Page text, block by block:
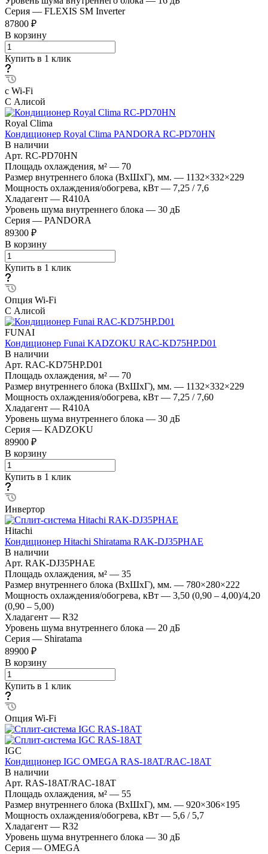
Серия — FLEXIS SM Inverter
87800 ₽
В корзину
Купить в 1 клик
с Wi-Fi
С Алисой
Royal Clima
Кондиционер Royal Clima PANDORA RC-PD70HN
В наличии
Арт. RC-PD70HN
Площадь охлаждения, м² — 70
Размер внутреннего блока (ВхШхГ), мм. — 1132×332×229
Мощность охлаждения/обогрева, кВт — 7,25 / 7,6
Хладагент — R410A
Уровень шума внутреннего блока — 30 дБ
Серия — PANDORA
89300 ₽
В корзину
Купить в 1 клик
Опция Wi-Fi
С Алисой
FUNAI
Кондиционер Funai KADZOKU RAC-KD75HP.D01
В наличии
Арт. RAC-KD75HP.D01
Площадь охлаждения, м² — 70
Размер внутреннего блока (ВхШхГ), мм. — 1132×332×229
Мощность охлаждения/обогрева, кВт — 7,25 / 7,60
Хладагент — R410A
Уровень шума внутреннего блока — 30 дБ
Серия — KADZOKU
89900 ₽
В корзину
Купить в 1 клик
Инвертор
Hitachi
Кондиционер Hitachi Shiratama RAK-DJ35PHAE
В наличии
Арт. RAK-DJ35PHAE
Площадь охлаждения, м² — 35
Размер внутреннего блока (ВхШхГ), мм. — 780×280×222
Мощность охлаждения/обогрева, кВт — 3,50 (0,90 – 4,00)/4,20
(0,90 – 5,00)
Хладагент — R32
Уровень шума внутреннего блока — 20 дБ
Серия — Shiratama
89900 ₽
В корзину
Купить в 1 клик
Опция Wi-Fi
IGC
Кондиционер IGC OMEGA RAS-18AT/RAC-18AT
В наличии
Арт. RAS-18AT/RAC-18AT
Площадь охлаждения, м² — 55
Размер внутреннего блока (ВхШхГ), мм. — 920×306×195
Мощность охлаждения/обогрева, кВт — 5,6 / 5,7
Хладагент — R32
Уровень шума внутреннего блока — 30 дБ
Серия — OMEGA